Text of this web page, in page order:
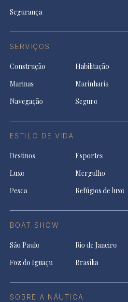
Segurança
SERVIÇOS
Construção Habilitação
Marinas
Marinharia
Navegação
Seguro
ESTILO DE VIDA
Destinos Esportes
Luxo
Mergulho
Pesca
Refúgios de luxo
BOAT SHOW
São Paulo Rio de Janeiro
Foz do Iguaçu
Brasília
SOBRE A NÁUTICA